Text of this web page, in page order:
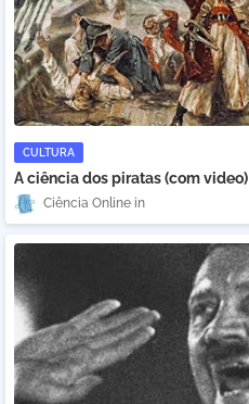
CULTURA
A ciência dos piratas (com video)
Ciência Online